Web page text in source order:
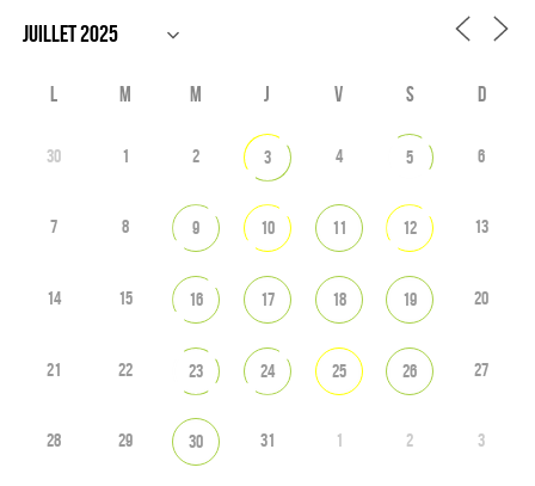
L M M J V S D
30 1 2 3 4 5 6
7 8 9 10 11 12 13
14 15 16 17 18 19 20
21 22 23 24 25 26 27
28 29 30 31 1 2 3